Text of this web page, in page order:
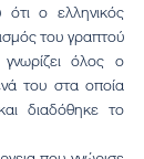
ο ελληνικός
του γραπτού
όλος ο
του στα οποία
διαδόθηκε το